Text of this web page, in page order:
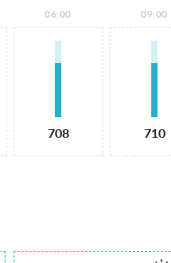
06:00
708
09:00
710